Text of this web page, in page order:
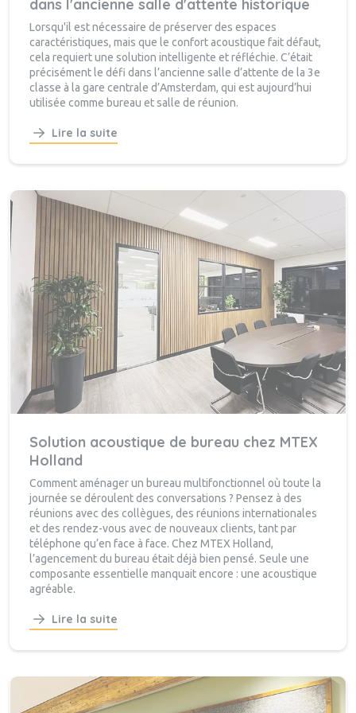
dans l'ancienne salle d'attente historique
Lorsqu'il est nécessaire de préserver des espaces
caractéristiques, mais que le confort acoustique fait défaut,
cela requiert une solution intelligente et réfléchie. C’était
précisément le défi dans l’ancienne salle d’attente de la 3e
classe à la gare centrale d’Amsterdam, qui est aujourd’hui
utilisée comme bureau et salle de réunion.
Lire la suite
Solution acoustique de bureau chez MTEX
Holland
Comment aménager un bureau multifonctionnel où toute la
journée se déroulent des conversations ? Pensez à des
réunions avec des collègues, des réunions internationales
et des rendez-vous avec de nouveaux clients, tant par
téléphone qu’en face à face. Chez MTEX Holland,
l’agencement du bureau était déjà bien pensé. Seule une
composante essentielle manquait encore : une acoustique
agréable.
Lire la suite